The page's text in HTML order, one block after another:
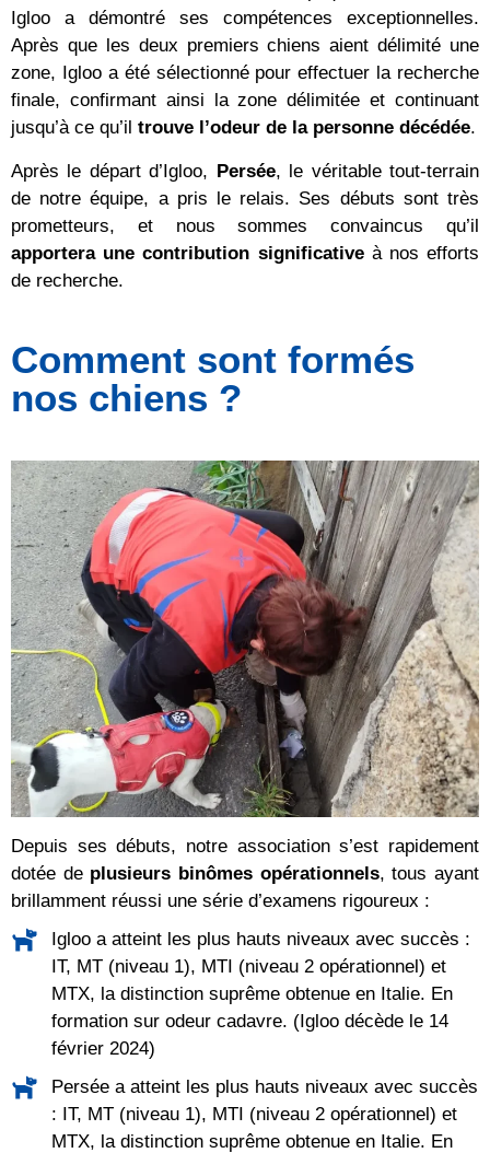
Igloo a démontré ses compétences exceptionnelles.
Après que les deux premiers chiens aient délimité une
zone, Igloo a été sélectionné pour effectuer la recherche
finale, confirmant ainsi la zone délimitée et continuant
jusqu’à ce qu’il trouve l’odeur de la personne décédée.
Après le départ d’Igloo, Persée, le véritable tout-terrain
de notre équipe, a pris le relais. Ses débuts sont très
prometteurs, et nous sommes convaincus qu’il
apportera une contribution significativeà nos efforts
de recherche.
Comment sont formés
nos chiens ?
Depuis ses débuts, notre association s’est rapidement
dotée de plusieurs binômes opérationnels, tous ayant
brillamment réussi une série d’examens rigoureux :
Igloo a atteint les plus hauts niveaux avec succès :
IT, MT (niveau 1), MTI (niveau 2 opérationnel) et
MTX, la distinction suprême obtenue en Italie. En
formation sur odeur cadavre. (Igloo décède le 14
février 2024)
Persée a atteint les plus hauts niveaux avec succès
: IT, MT (niveau 1), MTI (niveau 2 opérationnel) et
MTX, la distinction suprême obtenue en Italie. En